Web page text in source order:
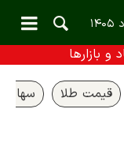
قیمت طلا سهام